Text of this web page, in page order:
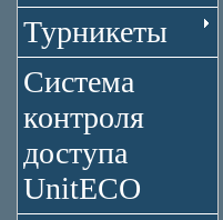
Турникеты
Система
контроля
доступа
UnitECO